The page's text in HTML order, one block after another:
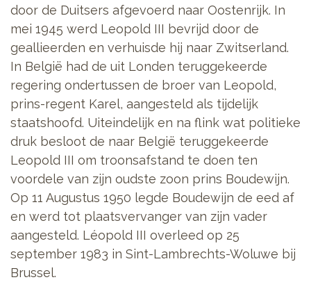
door de Duitsers afgevoerd naar Oostenrijk. In
mei 1945 werd Leopold III bevrijd door de
geallieerden en verhuisde hij naar Zwitserland.
In België had de uit Londen teruggekeerde
regering ondertussen de broer van Leopold,
prins-regent Karel, aangesteld als tijdelijk
staatshoofd. Uiteindelijk en na flink wat politieke
druk besloot de naar België teruggekeerde
Leopold III om troonsafstand te doen ten
voordele van zijn oudste zoon prins Boudewijn.
Op 11 Augustus 1950 legde Boudewijn de eed af
en werd tot plaatsvervanger van zijn vader
aangesteld. Léopold III overleed op 25
september 1983 in Sint-Lambrechts-Woluwe bij
Brussel.